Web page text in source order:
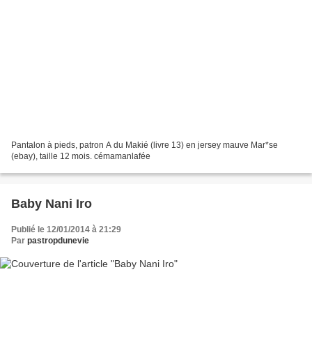
Pantalon à pieds, patron A du Makié (livre 13) en jersey mauve Mar*se
(ebay), taille 12 mois. cémamanlafée
Baby Nani Iro
Publié le 12/01/2014 à 21:29
Par pastropdunevie